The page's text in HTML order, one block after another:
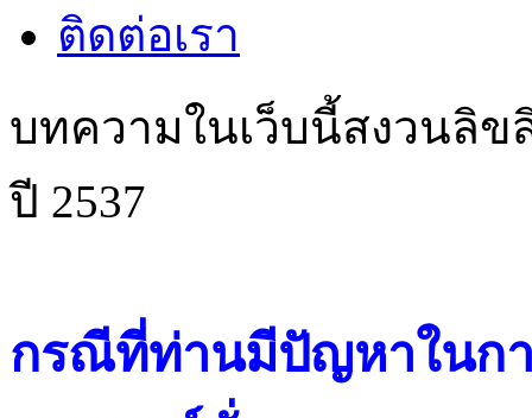
ติดต่อเรา
บทความในเว็บนี้สงวนลิ
ปี 2537
กรณีที่ท่านมีปัญหาในกา